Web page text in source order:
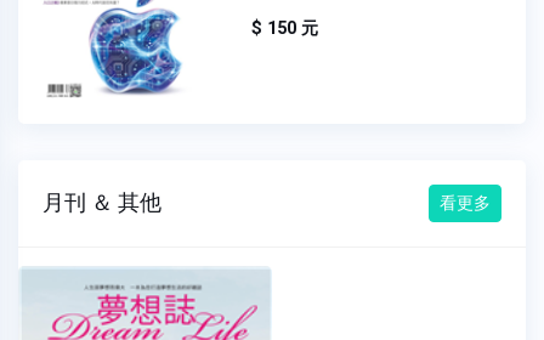
$ 150 元
月刊 ＆ 其他 看更多